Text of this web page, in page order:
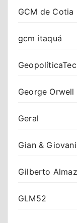
GCM de Cotia
gcm itaquá
George Orwell
Geral
Gian & Giovani
Gilberto
GLM52